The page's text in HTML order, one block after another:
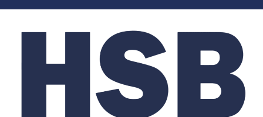
Saltar